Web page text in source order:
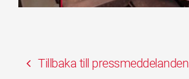
Tillbaka till pressmeddelanden